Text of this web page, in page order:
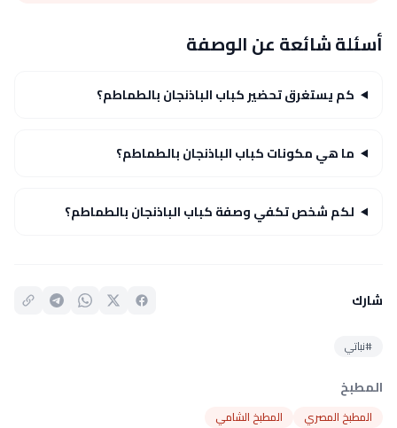
أسئلة شائعة عن الوصفة
كم يستغرق تحضير كباب الباذنجان بالطماطم؟
ما هي مكونات كباب الباذنجان بالطماطم؟
لكم شخص تكفي وصفة كباب الباذنجان بالطماطم؟
شارك
#نباتي
المطبخ
المطبخ المصري المطبخ الشامي